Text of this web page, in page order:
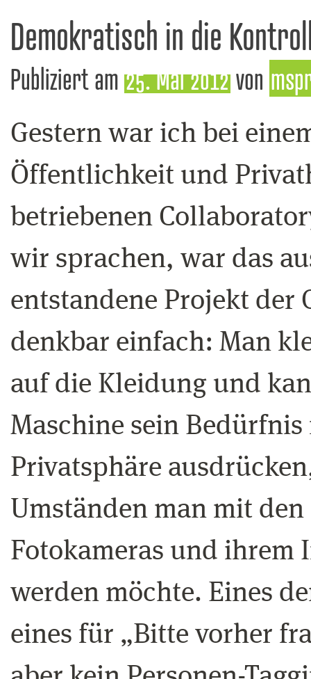
Demokratisch in die
Publiziert am 25. Mai 2012von
Gestern war ich bei
Öffentlichkeit und
betriebenen
wir sprachen, war das
entstandene Projekt der
denkbar einfach: Man
auf die Kleidung und
Maschine sein
Privatsphäre
Umständen man mit
Fotokameras und
werden möchte. Eines
eines für „Bitte vorher